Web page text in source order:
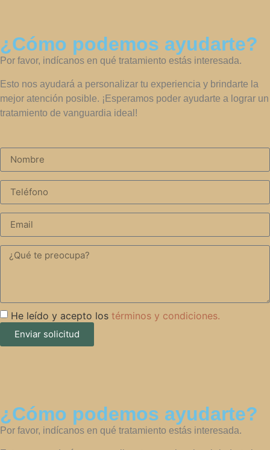
¿Cómo podemos ayudarte?
Por favor, indícanos en qué tratamiento estás interesada.
Esto nos ayudará a personalizar tu experiencia y brindarte la
mejor atención posible. ¡Esperamos poder ayudarte a lograr un
tratamiento de vanguardia ideal!
He leído y acepto los términos y condiciones.
Enviar solicitud
¿Cómo podemos ayudarte?
Por favor, indícanos en qué tratamiento estás interesada.